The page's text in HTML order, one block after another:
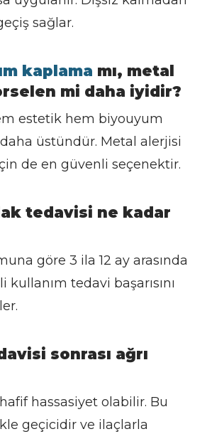
sağlar.
kaplama mı, metal
mi daha iyidir?
estetik hem biyouyum
daha üstündür. Metal alerjisi
de en güvenli seçenektir.
tedavisi ne kadar
göre 3 ila 12 ay arasında
kullanım tedavi başarısını
sonrası ağrı
hassasiyet olabilir. Bu
geçicidir ve ilaçlarla